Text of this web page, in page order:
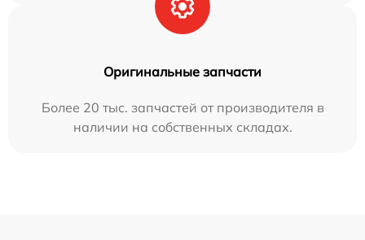
Оригинальные запчасти
Более 20 тыс. запчастей от производителя в
наличии на собственных складах.